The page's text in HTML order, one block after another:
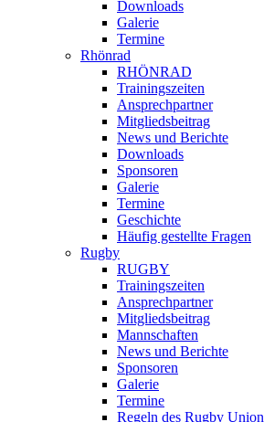
Downloads
Galerie
Termine
Rhönrad
RHÖNRAD
Trainingszeiten
Ansprechpartner
Mitgliedsbeitrag
News und Berichte
Downloads
Sponsoren
Galerie
Termine
Geschichte
Häufig gestellte Fragen
Rugby
RUGBY
Trainingszeiten
Ansprechpartner
Mitgliedsbeitrag
Mannschaften
News und Berichte
Sponsoren
Galerie
Termine
Regeln des Rugby Union